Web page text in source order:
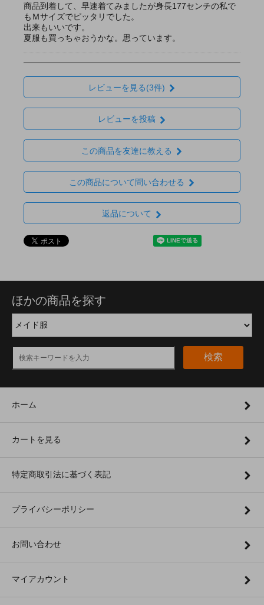
商品到着して、早速着てみましたが身長177センチの私で
もＭサイズでピッタリでした。
出来もいいです。
夏服も買っちゃおうかな。思っています。
レビューを見る(3件)
レビューを投稿
この商品を友達に教える
この商品について問い合わせる
返品について
ほかの商品を探す
検索
ホーム
カートを見る
特定商取引法に基づく表記
プライバシーポリシー
お問い合わせ
マイアカウント